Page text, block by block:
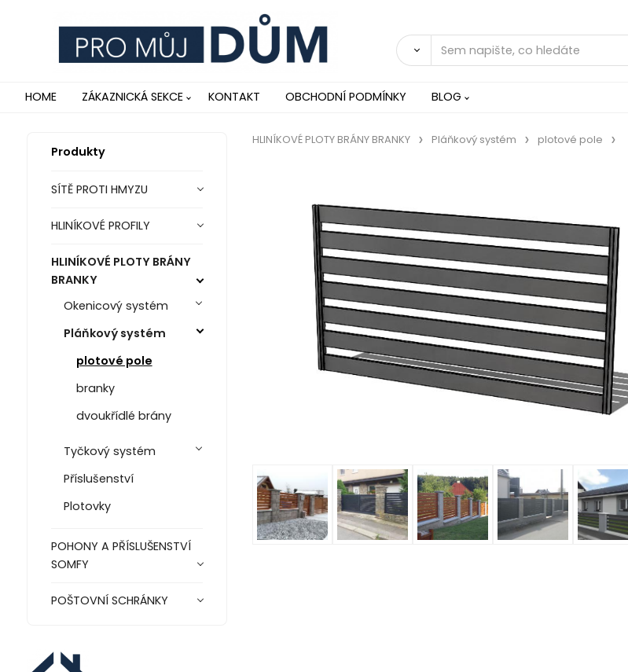
HOME ZÁKAZNICKÁ SEKCE KONTAKT OBCHODNÍ PODMÍNKY BLOG
Produkty
SÍTĚ PROTI HMYZU
HLINÍKOVÉ PROFILY
HLINÍKOVÉ PLOTY BRÁNY
BRANKY
Okenicový systém
Pláňkový systém
plotové pole
branky
dvoukřídlé brány
Tyčkový systém
Příslušenství
Plotovky
POHONY A PŘÍSLUŠENSTVÍ
SOMFY
POŠTOVNÍ SCHRÁNKY
HLINÍKOVÉ PLOTY BRÁNY BRANKY Pláňkový systém plotové pole